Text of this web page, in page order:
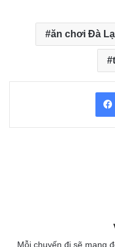
ăn chơi Đà
Mỗi chuyến đi sẽ mang